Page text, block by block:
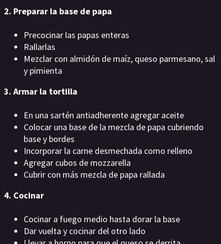
2. Preparar la base de papa
Precocinar las papas enteras
Rallarlas
Mezclar con almidón de maíz, queso parmesano, sal
y pimienta
3. Armar la tortilla
En una sartén antiadherente agregar aceite
Colocar una base de la mezcla de papa cubriendo
base y bordes
Incorporar la carne desmechada como relleno
Agregar cubos de mozzarella
Cubrir con más mezcla de papa rallada
4. Cocinar
Cocinar a fuego medio hasta dorar la base
Dar vuelta y cocinar del otro lado